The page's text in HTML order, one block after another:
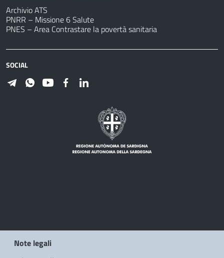
Archivio ATS
PNRR – Missione 6 Salute
PNES – Area Contrastare la povertà sanitaria
SOCIAL
Note legali